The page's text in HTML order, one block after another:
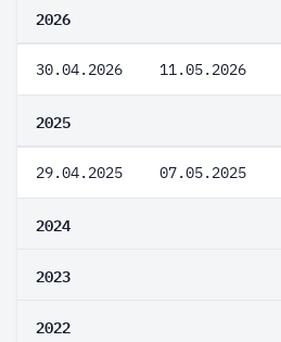
2026
30.04.2026 11.05.2026
2025
29.04.2025 07.05.2025
2024
2023
2022